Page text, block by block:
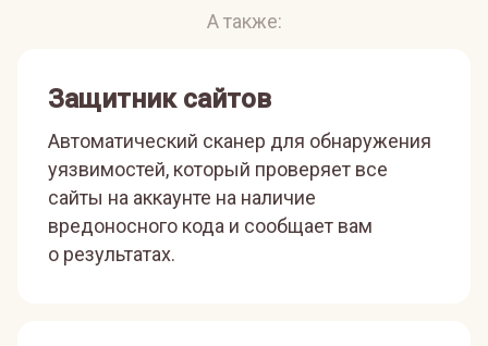
А также:
Защитник сайтов
Автоматический сканер для обнаружения
уязвимостей, который проверяет все
сайты на аккаунте на наличие
вредоносного кода и сообщает вам
о результатах.